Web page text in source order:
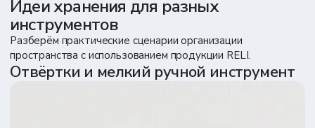
Телефон*
Ясогласен на обработкумоих персональных данных в
соответствии сполитикой обработки ПД
Идеи хранения для разных
инструментов
Разберём практические сценарии организации
пространства с использованием продукции RELI.
Отвёртки и мелкий ручной инструмент